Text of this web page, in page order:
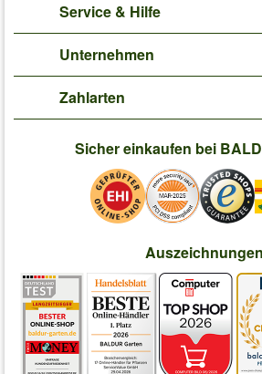
Service & Hilfe
Unternehmen
Zahlarten
Sicher einkaufen bei
Auszeichnungen